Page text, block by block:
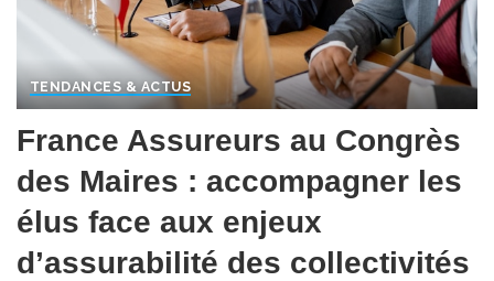
TENDANCES & ACTUS
France Assureurs au Congrès
des Maires : accompagner les
élus face aux enjeux
d’assurabilité des collectivités